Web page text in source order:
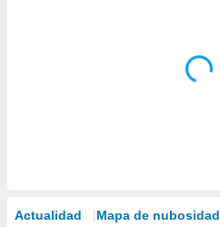
Actualidad Mapa de nubosidad